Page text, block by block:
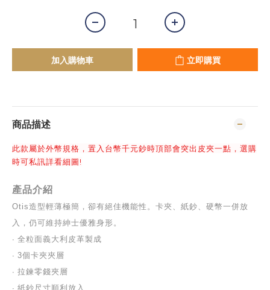
加入購物車 立即購買
商品描述
此款屬於外幣規格，置入台幣千元鈔時頂部會突出皮夾一點，選購
時可私訊詳看細圖!
產品介紹
Otis造型輕薄極簡，卻有絕佳機能性。卡夾、紙鈔、硬幣一併放
入，仍可維持紳士優雅身形。
∙ 全粒面義大利皮革製成
∙ 3個卡夾夾層
∙ 拉鍊零錢夾層
∙ 紙鈔尺寸順利放入